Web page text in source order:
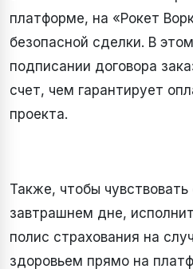
платформе, на «Рокет
безопасной сделки. В
подписании договора
счет, чем гарантирует
проекта.
Также, чтобы
завтрашнем дне,
полис страхования на
здоровьем прямо на